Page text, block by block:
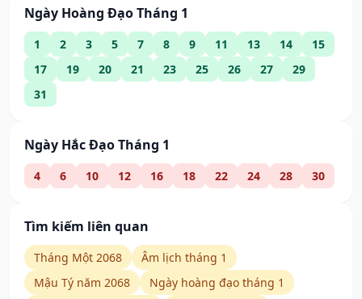
Ngày Hoàng Đạo Tháng 1
1 2 3 5 7 8 9 11 13 14
15
17
19 20 21 23 25 26 27
29
31
Ngày Hắc Đạo Tháng 1
4 6 10 12 16 18 22 24 28 30
Tìm kiếm liên quan
Tháng Một 2068
Âm lịch tháng 1
Mậu Tý năm 2068
Ngày hoàng đạo tháng 1